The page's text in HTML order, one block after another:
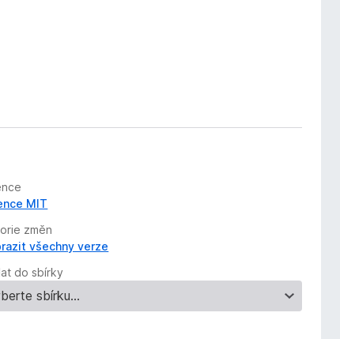
MIT
změn
všechny verze
do sbírky